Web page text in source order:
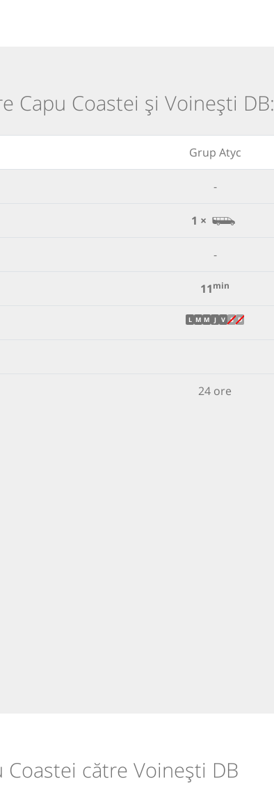
Capu Coastei și Voinești DB:
Grup Atyc
-
1 ×
-
11min
L M M J V S D
24 ore
către Voinești DB